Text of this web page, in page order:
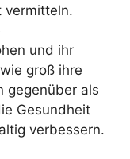
vermitteln.
und ihr
groß ihre
gegenüber als
Gesundheit
verbessern.